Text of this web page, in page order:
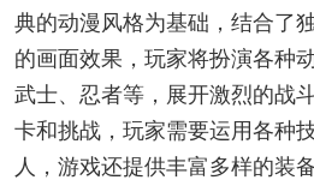
典的动漫风格为基础，结合了
的画面效果，玩家将扮演各种
武士、忍者等，展开激烈的战
卡和挑战，玩家需要运用各种
人，游戏还提供丰富多样的装